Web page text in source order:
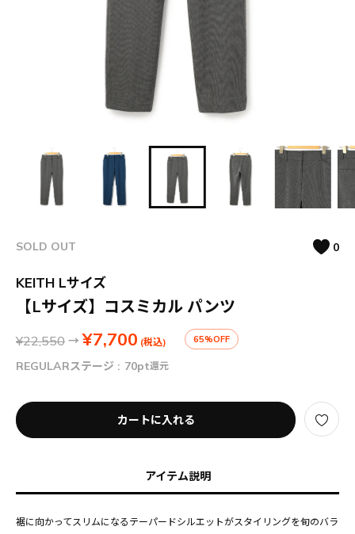
SOLD OUT 0
KEITH Lサイズ
【Lサイズ】コスミカル パンツ
¥22,550 → ¥7,700 (税込) 65%OFF
REGULARステージ : 70pt還元
カートに入れる
アイテム説明
裾に向かってスリムになるテーパードシルエットがスタイリングを旬のバラ